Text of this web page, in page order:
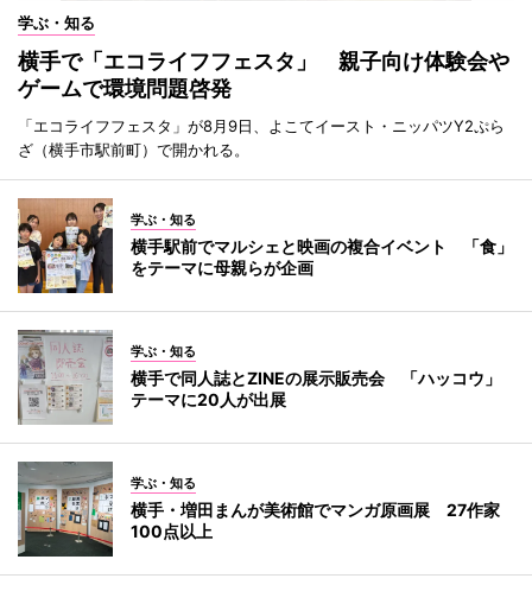
学ぶ・知る
横手で「エコライフフェスタ」 親子向け体験会や
ゲームで環境問題啓発
「エコライフフェスタ」が8月9日、よこてイースト・ニッパツY2ぷら
ざ（横手市駅前町）で開かれる。
学ぶ・知る
横手駅前でマルシェと映画の複合イベント 「食」
をテーマに母親らが企画
学ぶ・知る
横手で同人誌とZINEの展示販売会 「ハッコウ」
テーマに20人が出展
学ぶ・知る
横手・増田まんが美術館でマンガ原画展 27作家
100点以上